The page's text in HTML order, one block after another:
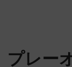
プレー